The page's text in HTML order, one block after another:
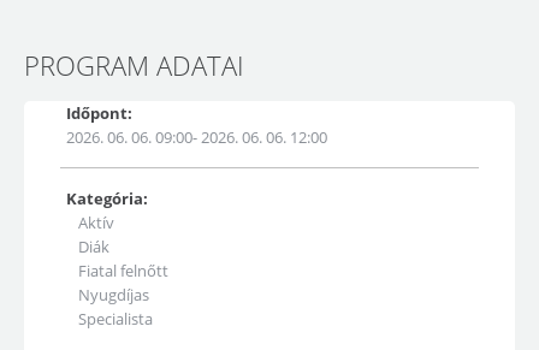
PROGRAM ADATAI
Időpont:
2026. 06. 06. 09:00- 2026. 06. 06. 12:00
Kategória:
Aktív
Diák
Fiatal felnőtt
Nyugdíjas
Specialista